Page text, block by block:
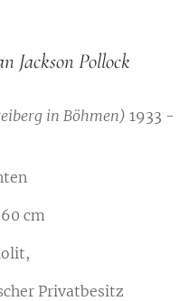
Jackson Pollock
in Böhmen) 1933 -
cm
Privatbesitz